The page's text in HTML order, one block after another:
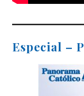
Especial –